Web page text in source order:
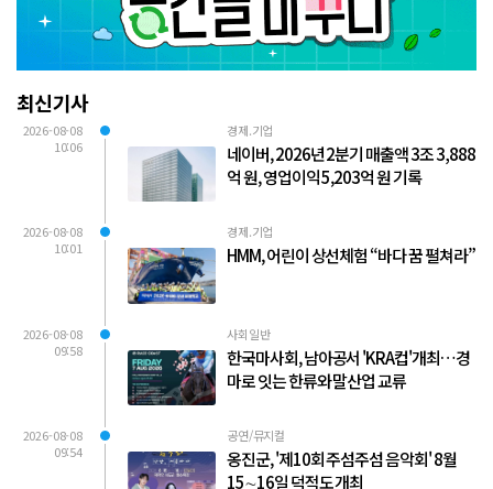
최신기사
2026-08-08
10:06
경제.기업
네이버, 2026년 2분기 매출액 3조 3,888
억 원, 영업이익 5,203억 원 기록
2026-08-08
10:01
경제.기업
HMM, 어린이 상선체험 “바다 꿈 펼쳐라”
2026-08-08
09:58
사회일반
한국마사회, 남아공서 'KRA컵'개최…경
마로 잇는 한류와 말산업 교류
2026-08-08
09:54
공연/뮤지컬
옹진군, '제10회 주섬주섬 음악회' 8월
15∼16일 덕적도 개최